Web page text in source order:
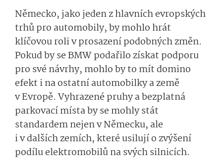
Německo, jako jeden z hlavních evropských
trhů pro automobily, by mohlo hrát
klíčovou roli v prosazení podobných změn.
Pokud by se BMW podařilo získat podporu
pro své návrhy, mohlo by to mít domino
efekt i na ostatní automobilky a země
v Evropě. Vyhrazené pruhy a bezplatná
parkovací místa by se mohly stát
standardem nejen v Německu, ale
i v dalších zemích, které usilují o zvýšení
podílu elektromobilů na svých silnicích.